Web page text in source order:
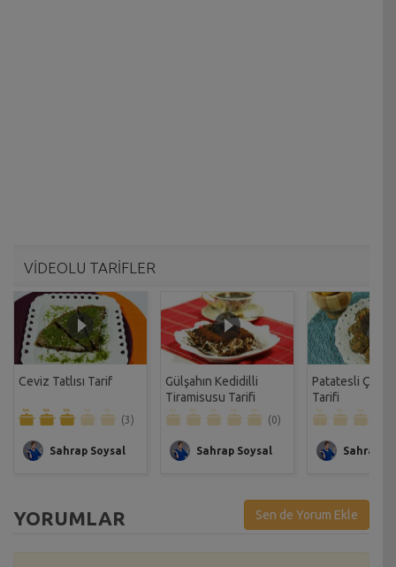
VİDEOLU TARİFLER
Ceviz Tatlısı Tarif
(3)
Sahrap Soysal
Gülşahın Kedidilli
Tiramisusu Tarifi
(0)
Sahrap Soysal
Patatesli Çıtır
Tarifi
Sahrap
YORUMLAR Sen de Yorum Ekle